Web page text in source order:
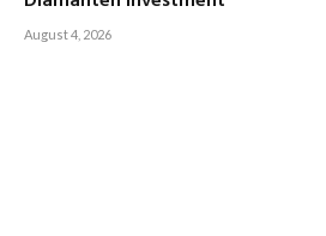
August 4, 2026